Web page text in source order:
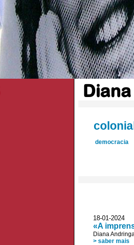
democracia
18-01-2024
«A
Diana
> saber mais